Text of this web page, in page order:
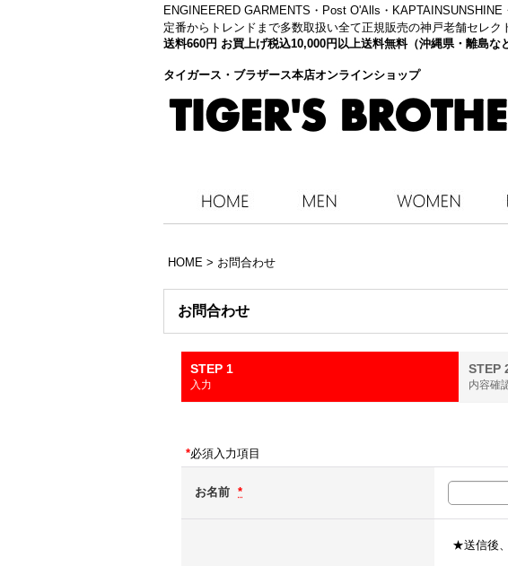
ENGINEERED GARMENTS・ Post O'Alls・
定番からトレンドまで多数取扱い全て正規販売の神戸老舗セレク
送料660円 お買上げ税込10,000円以上送料無料（沖縄県・離島な
タイガース・ブラザース本店オンラインショップ
HOME > お問合わせ
お問合わせ
STEP 1
入力
STEP
内容確
*必須入力項目
お名前 *
★送信後